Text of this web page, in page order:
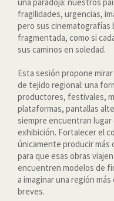
fragilidades, urgencias,
pero sus cinematografías
fragmentada, como si
sus caminos en soledad.
Esta sesión propone
de tejido regional: una
productores, festivales,
plataformas, pantallas
siempre encuentran
exhibición. Fortalecer el
únicamente producir más
para que esas obras
encuentren modelos de
a imaginar una región
breves.